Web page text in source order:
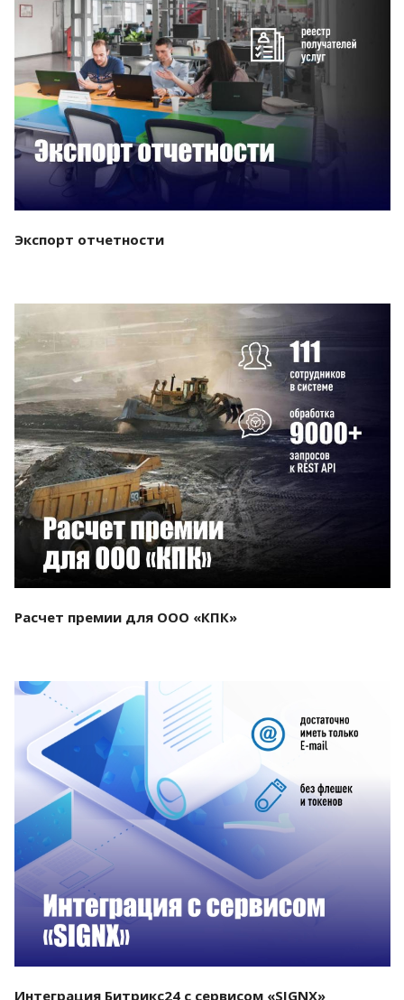
Смотреть проект
Экспорт отчетности
Смотреть проект
Расчет премии для ООО «КПК»
Смотреть проект
Интеграция Битрикс24 с сервисом «SIGNX»